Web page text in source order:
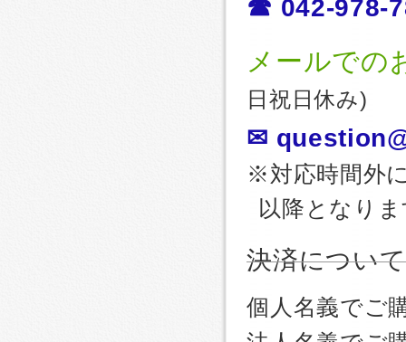
☎ 042-978-
メールでの
日祝日休み)
✉
※対応時間外
以降となり
決済について
個人名義でご